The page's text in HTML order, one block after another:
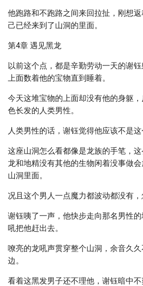
他跑路和不跑路之间来回拉扯，刚想
己已经来到了山洞的里面。
第4章 遇见黑龙
以前这个点，都是辛勤劳动一天的谢
上面数着他的宝物直到睡着。
今天这堆宝物的上面却没有他的身躯
色长发的人类男性。
人类男性的话，谢钰觉得他应该不是这
这座山洞怎么看都像是龙族的手笔，
龙和地精没有其他的生物闲着没事做
山洞里面。
况且这个男人一点魔力都波动都没有，
谢钰咦了一声，他快步走向那名男性
吼把他赶出去。
嘹亮的龙吼声贯穿整个山洞，余音久
边。
看着这黑发男子还不理他，谢钰暗中